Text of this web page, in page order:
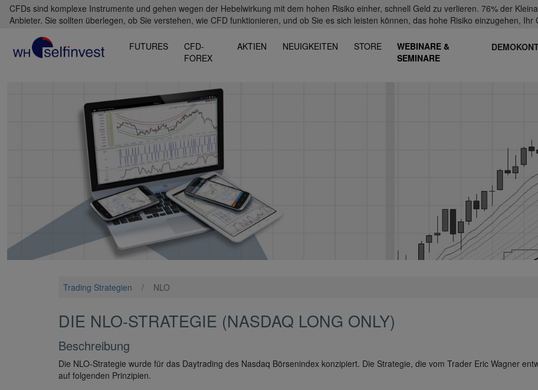
CFDs sind komplexe Instrumente und gehen wegen der Hebelwirkung mit dem hohen Risiko einher, schnell Geld zu verlieren. 76% der
Anbieter. Sie sollten überlegen, ob Sie verstehen, wie CFD funktionieren, und ob Sie es sich leisten können, das hohe Risiko einzugehen, Ihr
FUTURES
CFD-
FOREX
AKTIEN NEUIGKEITEN STORE
WEBINARE &
SEMINARE
Trading Strategien / NLO
DIE NLO-STRATEGIE (NASDAQ LONG ONLY)
Beschreibung
Die NLO-Strategie wurde für das Daytrading des Nasdaq Börsenindex konzipiert. Die Strategie, die vom Trader Eric Wagner
auf folgenden Prinzipien.